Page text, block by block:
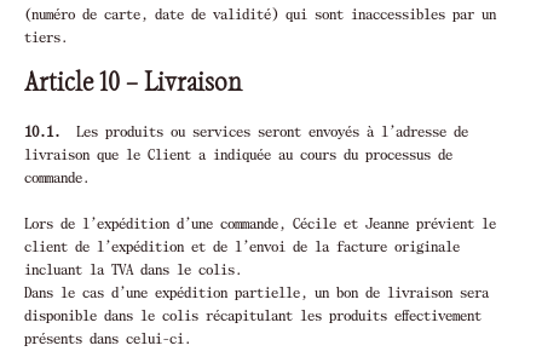
(numéro de carte, date de validité) qui sont inaccessibles par un
tiers.
Article 10 – Livraison
10.1.
Les produits ou services seront envoyés à l’adresse de
livraison que le Client a indiquée au cours du processus de
commande.
Lors de l’expédition d’une commande, Cécile et Jeanne prévient le
client de l’expédition et de l’envoi de la facture originale
incluant la TVA dans le colis.
Dans le cas d’une expédition partielle, un bon de livraison sera
disponible dans le colis récapitulant les produits effectivement
présents dans celui-ci.